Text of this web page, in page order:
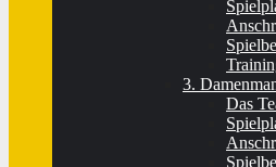
3.
Das